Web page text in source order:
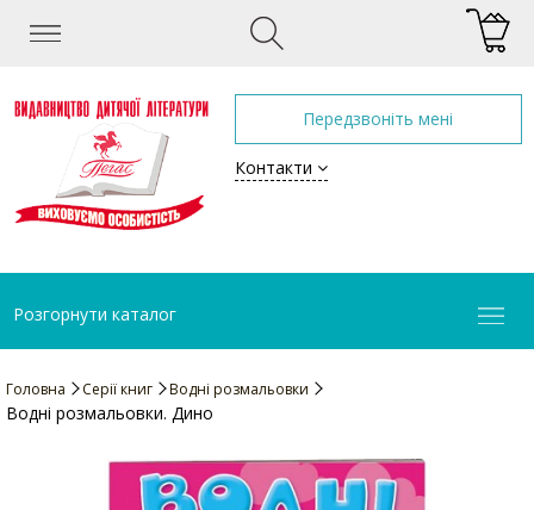
Передзвоніть мені
Контакти
Розгорнути каталог
Головна Серії книг Водні розмальовки
Водні розмальовки. Дино